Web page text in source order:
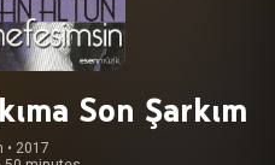
Son Şarkım
• 2017